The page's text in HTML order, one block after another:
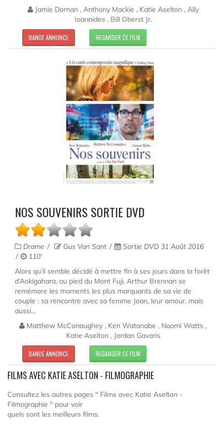
Jamie Dornan , Anthony Mackie , Katie Aselton , Ally
Ioannides , Bill Oberst Jr.
BANDE ANNONCE REGARDER CE FILM
NOS SOUVENIRS SORTIE DVD
Drame Gus Van Sant
Sortie DVD 31 Août 2016
110'
Alors qu’il semble décidé à mettre fin à ses jours dans la forêt
d’Aokigahara, au pied du Mont Fuji, Arthur Brennan se
remémore les moments les plus marquants de sa vie de
couple : sa rencontre avec sa femme Joan, leur amour, mais
aussi...
Matthew McConaughey , Ken Watanabe , Naomi Watts ,
Katie Aselton , Jordan Gavaris
BANDE ANNONCE REGARDER CE FILM
FILMS AVEC KATIE ASELTON - FILMOGRAPHIE
Consultez les autres pages " Films avec Katie Aselton -
Filmographie " pour voir
quels sont les meilleurs films.